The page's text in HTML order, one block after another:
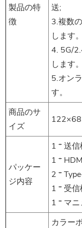
製品の特
徴
送;
3.複数
します。
4. 5G/
します。
5.オン
す。
商品のサ
イズ
パッケー
ジ内容
1 * 送
1 *
2 *
1 * 受
1 * マ
カラー